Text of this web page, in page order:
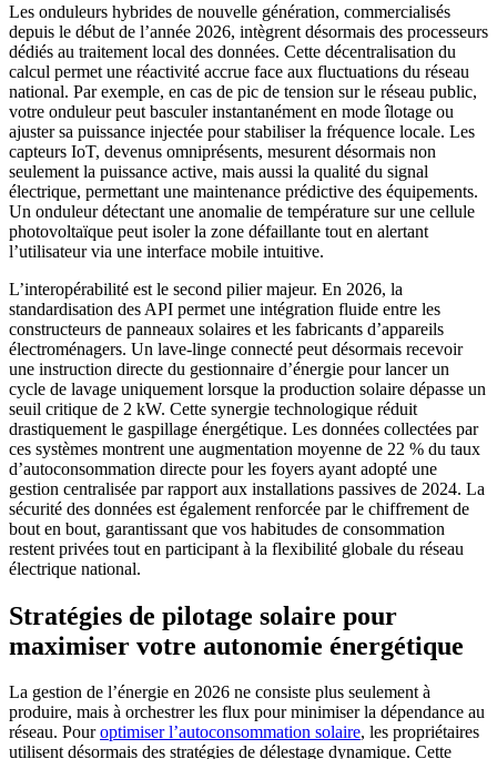
Les onduleurs hybrides de nouvelle génération, commercialisés
depuis le début de l’année 2026, intègrent désormais des processeurs
dédiés au traitement local des données. Cette décentralisation du
calcul permet une réactivité accrue face aux fluctuations du réseau
national. Par exemple, en cas de pic de tension sur le réseau public,
votre onduleur peut basculer instantanément en mode îlotage ou
ajuster sa puissance injectée pour stabiliser la fréquence locale. Les
capteurs IoT, devenus omniprésents, mesurent désormais non
seulement la puissance active, mais aussi la qualité du signal
électrique, permettant une maintenance prédictive des équipements.
Un onduleur détectant une anomalie de température sur une cellule
photovoltaïque peut isoler la zone défaillante tout en alertant
l’utilisateur via une interface mobile intuitive.
L’interopérabilité est le second pilier majeur. En 2026, la
standardisation des API permet une intégration fluide entre les
constructeurs de panneaux solaires et les fabricants d’appareils
électroménagers. Un lave-linge connecté peut désormais recevoir
une instruction directe du gestionnaire d’énergie pour lancer un
cycle de lavage uniquement lorsque la production solaire dépasse un
seuil critique de 2 kW. Cette synergie technologique réduit
drastiquement le gaspillage énergétique. Les données collectées par
ces systèmes montrent une augmentation moyenne de 22 % du taux
d’autoconsommation directe pour les foyers ayant adopté une
gestion centralisée par rapport aux installations passives de 2024. La
sécurité des données est également renforcée par le chiffrement de
bout en bout, garantissant que vos habitudes de consommation
restent privées tout en participant à la flexibilité globale du réseau
électrique national.
Stratégies de pilotage solaire pour
maximiser votre autonomie énergétique
La gestion de l’énergie en 2026 ne consiste plus seulement à
produire, mais à orchestrer les flux pour minimiser la dépendance au
réseau. Pouroptimiser l’autoconsommation solaire, les propriétaires
utilisent désormais des stratégies de délestage dynamique. Cette